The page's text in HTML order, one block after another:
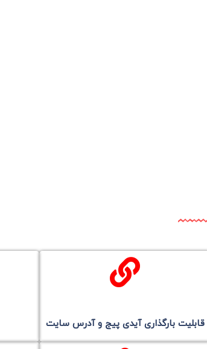
قابلیت بارگذاری آیدی پیج و آدرس سایت